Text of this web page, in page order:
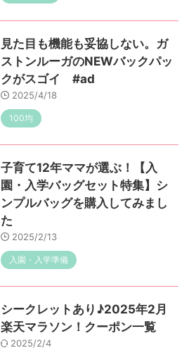
見た目も機能も妥協しない。ガ
ストンルーガのNEWバックパッ
クがスゴイ #ad
2025/4/18
100均
子育て12年ママが選ぶ！【入
園・入学バッグセット特集】シ
ンプルバッグを購入してみまし
た
2025/2/13
入園・入学準備
シークレットあり♪2025年2月
楽天マラソン！クーポン一覧
2025/2/4